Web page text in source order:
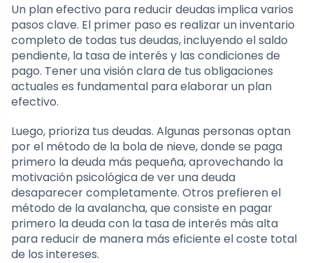
Un plan efectivo para reducir deudas implica varios
pasos clave. El primer paso es realizar un inventario
completo de todas tus deudas, incluyendo el saldo
pendiente, la tasa de interés y las condiciones de
pago. Tener una visión clara de tus obligaciones
actuales es fundamental para elaborar un plan
efectivo.
Luego, prioriza tus deudas. Algunas personas optan
por el método de la bola de nieve, donde se paga
primero la deuda más pequeña, aprovechando la
motivación psicológica de ver una deuda
desaparecer completamente. Otros prefieren el
método de la avalancha, que consiste en pagar
primero la deuda con la tasa de interés más alta
para reducir de manera más eficiente el coste total
de los intereses.